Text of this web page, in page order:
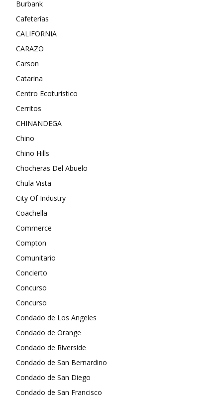
Burbank
Cafeterías
CALIFORNIA
CARAZO
Carson
Catarina
Centro Ecoturístico
Cerritos
CHINANDEGA
Chino
Chino Hills
Chocheras Del Abuelo
Chula Vista
City Of Industry
Coachella
Commerce
Compton
Comunitario
Concierto
Concurso
Concurso
Condado de Los Angeles
Condado de Orange
Condado de Riverside
Condado de San Bernardino
Condado de San Diego
Condado de San Francisco